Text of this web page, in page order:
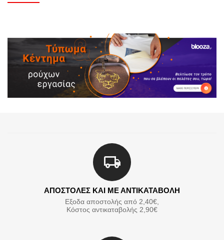
ΑΠΟΣΤΟΛΕΣ ΚΑΙ ΜΕ ΑΝΤΙΚΑΤΑΒΟΛΗ
Εξοδα αποστολής από 2,40€,
Κόστος αντικαταβολής 2,90€